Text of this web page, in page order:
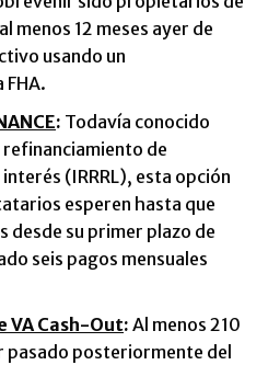
menos 12 meses ayer de
usando un
: Todavía conocido
de
(IRRRL), esta opción
esperen hasta que
desde su primer plazo de
seis pagos mensuales
VA Cash-Out: Al menos 210
pasado posteriormente del